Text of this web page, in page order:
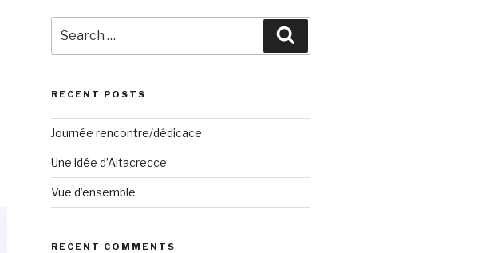
for:
RECENT POSTS
Journée rencontre/dédicace
Une idée d’Altacrecce
Vue d’ensemble
RECENT COMMENTS